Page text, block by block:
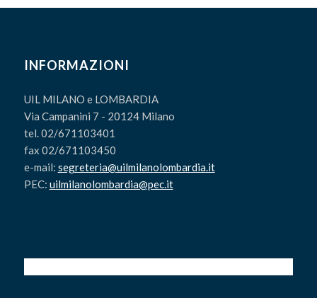
INFORMAZIONI
UIL MILANO e LOMBARDIA
Via Campanini 7 - 20124 Milano
tel. 02/671103401
fax 02/671103450
e-mail: segreteria@uilmilanolombardia.it
PEC: uilmilanolombardia@pec.it